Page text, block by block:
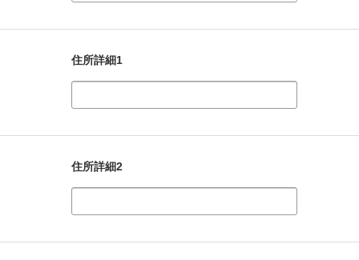
住所詳細1
住所詳細2